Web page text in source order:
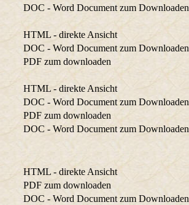
DOC - Word Document zum Downloaden
HTML - direkte Ansicht
DOC - Word Document zum Downloaden
PDF zum downloaden
HTML - direkte Ansicht
DOC - Word Document zum Downloaden
PDF zum downloaden
DOC - Word Document zum Downloaden
HTML - direkte Ansicht
PDF zum downloaden
DOC - Word Document zum Downloaden